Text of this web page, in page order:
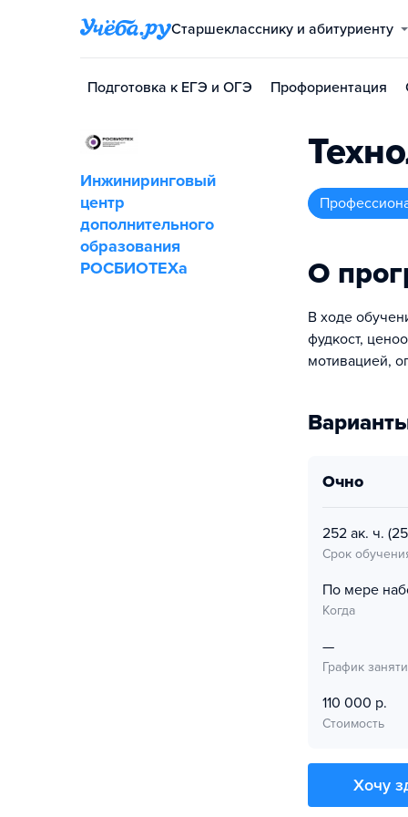
Старшекласснику и абитуриенту
Подготовка к ЕГЭ и ОГЭ Профориентация
Инжиниринговый
центр
дополнительного
образования
РОСБИОТЕХа
О
В ходе
фудкост,
мотивацией,
очно
252 ак. ч.
Срок
По мере
Когда
—
График
110 000 р.
Стоимость
Хочу